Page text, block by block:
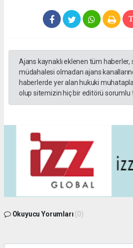
Ajans kaynaklı eklenen tüm
müdahalesi olmadan ajans
haberlerde yer alan hukuki
olup sitemizin hiç bir editörü sorumlu
Okuyucu Yorumları (0)